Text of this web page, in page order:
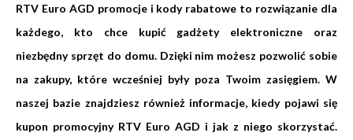
RTV Euro AGD promocje i kody rabatowe to rozwiązanie dla
każdego, kto chce kupić gadżety elektroniczne oraz
niezbędny sprzęt do domu. Dzięki nim możesz pozwolić sobie
na zakupy, które wcześniej były poza Twoim zasięgiem. W
naszej bazie znajdziesz również informacje, kiedy pojawi się
kupon promocyjny RTV Euro AGD i jak z niego skorzystać.